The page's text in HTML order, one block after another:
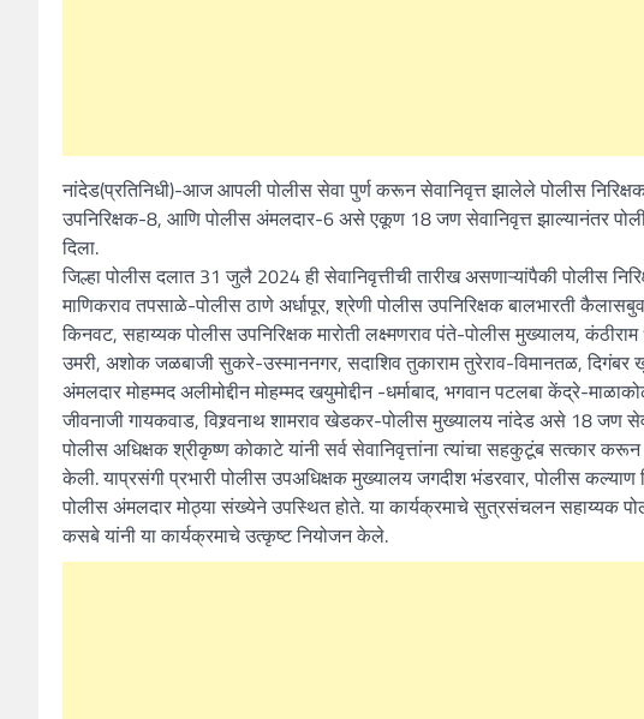
नांदेड(प्रतिनिधी)-आज आपली पोलीस सेवा पुर्ण करून सेवानिवृत्त झालेले पोलीस
उपनिरिक्षक-8, आणि पोलीस अंमलदार-6 असे एकूण 18 जण सेवानिवृत्त झाल्यानंतर
दिला.
जिल्हा पोलीस दलात 31 जुलै 2024 ही सेवानिवृत्तीची तारीख असणाऱ्यांपैकी पोलीस
माणिकराव तपसाळे-पोलीस ठाणे अर्धापूर, श्रेणी पोलीस उपनिरिक्षक बालभारती
किनवट, सहाय्यक पोलीस उपनिरिक्षक मारोती लक्ष्मणराव पंते-पोलीस मुख्यालय,
उमरी, अशोक जळबाजी सुकरे-उस्माननगर, सदाशिव तुकाराम तुरेराव-विमानतळ,
अंमलदार मोहम्मद अलीमोद्दीन मोहम्मद खयुमोद्दीन -धर्माबाद, भगवान पटलबा केंद्रे-
जीवनाजी गायकवाड, विश्र्वनाथ शामराव खेडकर-पोलीस मुख्यालय नांदेड असे 18 जण
पोलीस अधिक्षक श्रीकृष्ण कोकाटे यांनी सर्व सेवानिवृत्तांना त्यांचा सहकुटूंब सत्कार करून
केली. याप्रसंगी प्रभारी पोलीस उपअधिक्षक मुख्यालय जगदीश भंडरवार, पोलीस कल्याण
पोलीस अंमलदार मोठ्या संख्येने उपस्थित होते. या कार्यक्रमाचे सुत्रसंचलन सहाय्यक
कसबे यांनी या कार्यक्रमाचे उत्कृष्ट नियोजन केले.